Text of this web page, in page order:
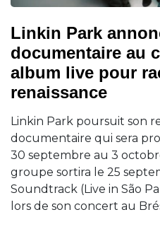
Linkin Park
documentaire au
album live pour
renaissance
Linkin Park poursuit son
documentaire qui sera
30 septembre au 3
groupe sortira le 25
Soundtrack (Live in São
lors de son concert au